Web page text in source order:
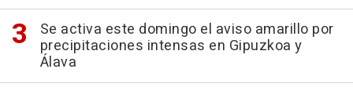
Se activa este domingo el aviso amarillo por
precipitaciones intensas en Gipuzkoa y
Álava